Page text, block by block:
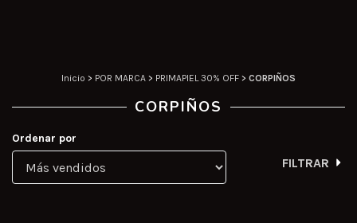
Inicio > POR MARCA > PRIMAPIEL 30% OFF > CORPIÑOS
CORPIÑOS
Ordenar por
FILTRAR